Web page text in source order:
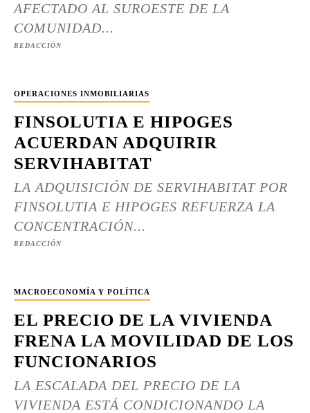
AFECTADO AL SUROESTE DE LA
COMUNIDAD...
REDACCIÓN
OPERACIONES INMOBILIARIAS
FINSOLUTIA E HIPOGES
ACUERDAN ADQUIRIR
SERVIHABITAT
LA ADQUISICIÓN DE SERVIHABITAT POR
FINSOLUTIA E HIPOGES REFUERZA LA
CONCENTRACIÓN...
REDACCIÓN
MACROECONOMÍA Y POLÍTICA
EL PRECIO DE LA VIVIENDA
FRENA LA MOVILIDAD DE LOS
FUNCIONARIOS
LA ESCALADA DEL PRECIO DE LA
VIVIENDA ESTÁ CONDICIONANDO LA